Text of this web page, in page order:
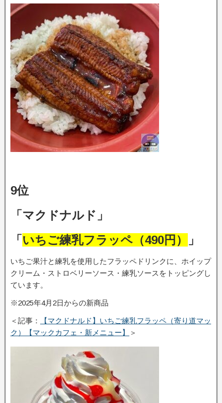
9位
「マクドナルド」
「 いちご練乳フラッペ（490円） 」
いちご果汁と練乳を使用したフラッペドリンクに、ホイップ
クリーム・ストロベリーソース・練乳ソースをトッピングし
ています。
※2025年4月2日からの新商品
＜記事：
【マクドナルド】いちご練乳フラッペ（寄り道マッ
ク）【マックカフェ・新メニュー】
＞